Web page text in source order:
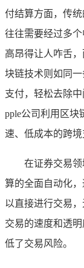
付结算方面，传
往往需要经过多
高昂得让人咋舌
块链技术则如同
支付，轻松去除
pple公司利用区块
速、低成本的跨境
在证券交易
算的全面自动化
以直接进行交易
交易的速度和透
低了交易风险。